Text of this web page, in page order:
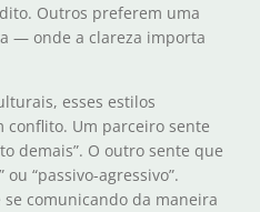
Outros preferem uma
— onde a clareza importa
esses estilos
Um parceiro sente
demais”. O outro sente que
“passivo-agressivo”.
comunicando da maneira